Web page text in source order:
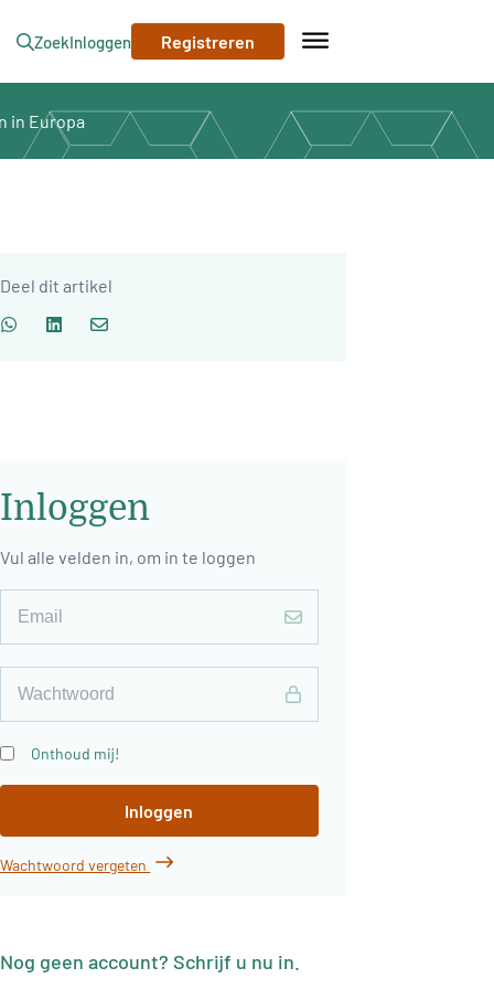
ZoekInloggen Registreren
in Europa
Deel dit artikel
Inloggen
Vul alle velden in, om in te loggen
Onthoud mij!
Inloggen
Wachtwoord vergeten
Nog geen account? Schrijf u nu in.